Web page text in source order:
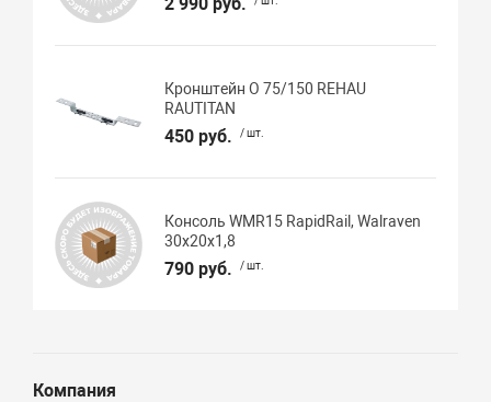
Кронштейн O 75/150 REHAU
RAUTITAN
450 руб. / шт.
Консоль WMR15 RapidRail, Walraven
30x20х1,8
790 руб. / шт.
Компания